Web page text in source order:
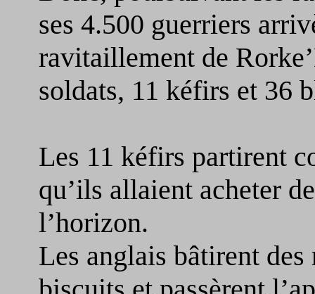
ses 4.500 guerriers
ravitaillement de
soldats, 11 kéfirs et 36
Les 11 kéfirs partirent
qu’ils allaient acheter
l’horizon.
Les anglais bâtirent des